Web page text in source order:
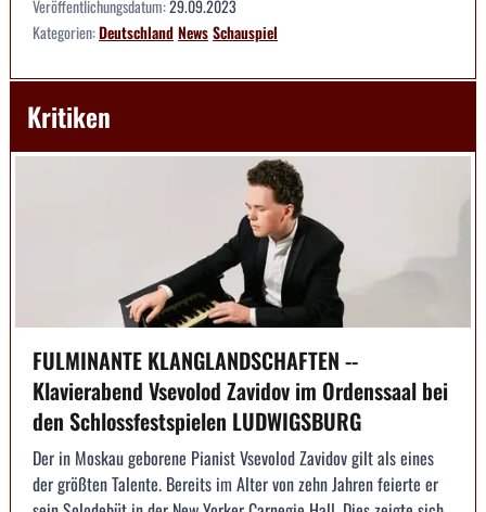
Veröffentlichungsdatum:29.09.2023
Kategorien:DeutschlandNewsSchauspiel
Kritiken
FULMINANTE KLANGLANDSCHAFTEN --
Klavierabend Vsevolod Zavidov im Ordenssaal bei
den Schlossfestspielen LUDWIGSBURG
Der in Moskau geborene Pianist Vsevolod Zavidov gilt als eines
der größten Talente. Bereits im Alter von zehn Jahren feierte er